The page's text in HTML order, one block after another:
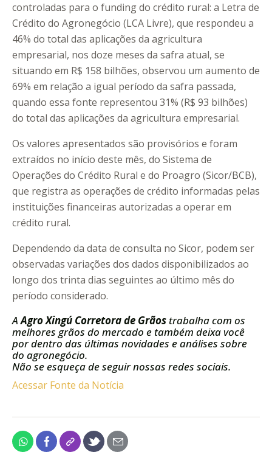
controladas para o funding do crédito rural: a Letra de
Crédito do Agronegócio (LCA Livre), que respondeu a
46% do total das aplicações da agricultura
empresarial, nos doze meses da safra atual, se
situando em R$ 158 bilhões, observou um aumento de
69% em relação a igual período da safra passada,
quando essa fonte representou 31% (R$ 93 bilhões)
do total das aplicações da agricultura empresarial.
Os valores apresentados são provisórios e foram
extraídos no início deste mês, do Sistema de
Operações do Crédito Rural e do Proagro (Sicor/BCB),
que registra as operações de crédito informadas pelas
instituições financeiras autorizadas a operar em
crédito rural.
Dependendo da data de consulta no Sicor, podem ser
observadas variações dos dados disponibilizados ao
longo dos trinta dias seguintes ao último mês do
período considerado.
AAgro Xingú Corretora de Grãos trabalha com os
melhores grãos do mercado e também deixa você
por dentro das últimas novidades e análises sobre
do agronegócio.
Não se esqueça de seguir nossas redes sociais.
Acessar Fonte da Notícia